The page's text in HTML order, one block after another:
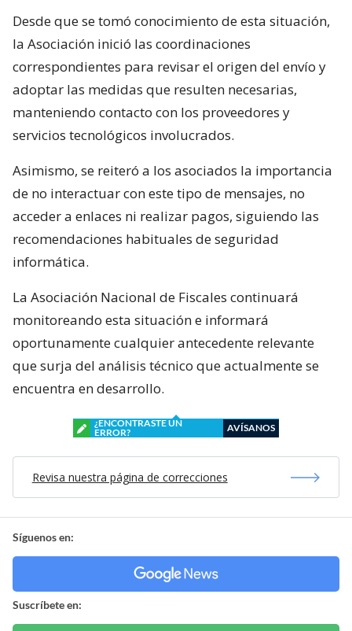
Desde que se tomó conocimiento de esta situación,
la Asociación inició las coordinaciones
correspondientes para revisar el origen del envío y
adoptar las medidas que resulten necesarias,
manteniendo contacto con los proveedores y
servicios tecnológicos involucrados.
Asimismo, se reiteró a los asociados la importancia
de no interactuar con este tipo de mensajes, no
acceder a enlaces ni realizar pagos, siguiendo las
recomendaciones habituales de seguridad
informática.
La Asociación Nacional de Fiscales continuará
monitoreando esta situación e informará
oportunamente cualquier antecedente relevante
que surja del análisis técnico que actualmente se
encuentra en desarrollo.
¿ENCONTRASTE UN
ERROR?
AVÍSANOS
Revisa nuestra página de correcciones
Síguenos en:
Suscríbete en: